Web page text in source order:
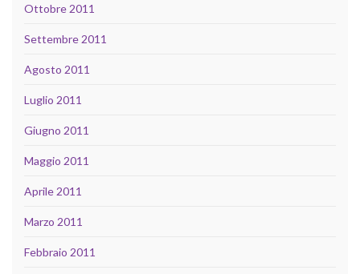
Ottobre 2011
Settembre 2011
Agosto 2011
Luglio 2011
Giugno 2011
Maggio 2011
Aprile 2011
Marzo 2011
Febbraio 2011